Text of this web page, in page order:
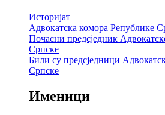
Историјат
Адвокатска комора Републике
Почасни предсједник
Српске
Били су предсједници
Српске
Именици